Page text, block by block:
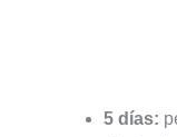
5 días: